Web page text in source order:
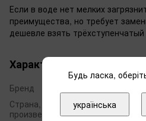
Если в воде нет мелких
преимущества, но требует
дешевле взять
Характеристики
Бренд
Страна, в которой
произведено
Польша
Будь ласка,
українська